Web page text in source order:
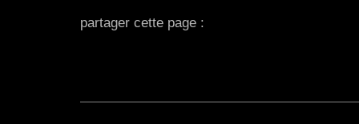
partager cette page :